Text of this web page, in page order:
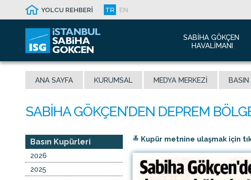
YOLCU REHBERİ TR EN
SABIHA GÖKÇEN
HAVALIMANI
Hakkımızda
Havalimanı
Ödüllerimiz
İletişim Bilgileri
Sabiha Gökçen
Malaysia Airports
ANA SAYFA KURUMSAL MEDYA MERKEZI BASIN
≚ Kupür metnine ulaşmak için
Basın Kupürleri
2026
2025